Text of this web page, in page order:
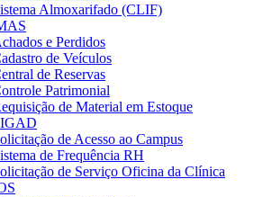
Almoxarifado (CLIF)
e Perdidos
de Veículos
de Reservas
Patrimonial
de Material em Estoque
de Acesso ao Campus
de Frequência RH
de Serviço Oficina da Clínica